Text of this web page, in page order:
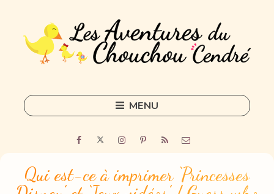
MENU
to
content
Home
Freelance
Qui est-ce à imprimer ‘Princesses